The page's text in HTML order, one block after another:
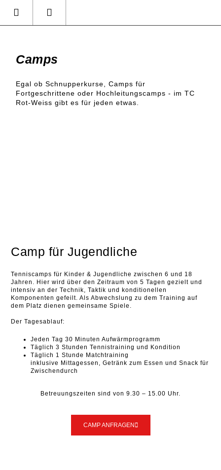
Camps
Egal ob Schnupperkurse, Camps für
Fortgeschrittene oder Hochleitungscamps - im TC
Rot-Weiss gibt es für jeden etwas.
Camp für Jugendliche
Tenniscamps für Kinder & Jugendliche zwischen 6 und 18
Jahren. Hier wird über den Zeitraum von 5 Tagen gezielt und
intensiv an der Technik, Taktik und konditionellen
Komponenten gefeilt. Als Abwechslung zu dem Training auf
dem Platz dienen gemeinsame Spiele.
Der Tagesablauf:
Jeden Tag 30 Minuten Aufwärmprogramm
Täglich 3 Stunden Tennistraining und Kondition
Täglich 1 Stunde Matchtraining
inklusive Mittagessen, Getränk zum Essen und Snack für
Zwischendurch
Betreuungszeiten sind von 9.30 – 15.00 Uhr.
CAMP ANFRAGEN